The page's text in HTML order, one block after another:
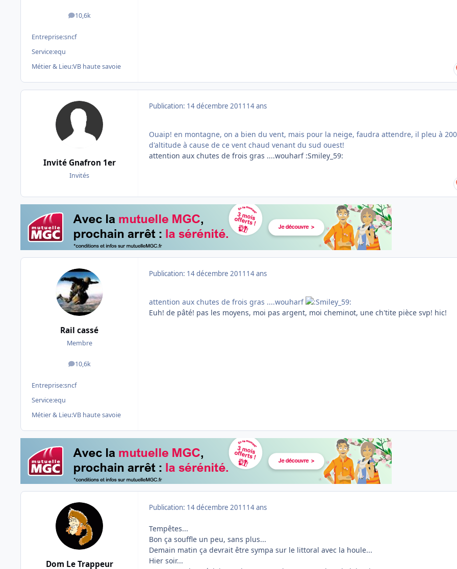
10,6k
messages
Entreprise:sncf
Service:equ
Métier & Lieu:VB haute savoie
Invité Gnafron 1er
Invités
Publication: 14 décembre 2011 14 ans
Ouaip! en montagne, on a bien du vent, mais pour la neige, faudra attendre, il pleu à
d'altitude à cause de ce vent chaud venant du sud ouest!
attention aux chutes de frois gras ....wouharf :Smiley_59:
Rail cassé
Membre
10,6k
messages
Entreprise:sncf
Service:equ
Métier & Lieu:VB haute savoie
Publication: 14 décembre 2011 14 ans
attention aux chutes de frois gras ....wouharf
Euh! de pâté! pas les moyens, moi pas argent, moi cheminot, une ch'tite pièce svp! hic!
Dom Le Trappeur
Publication: 14 décembre 2011 14 ans
Tempêtes...
Bon ça souffle un peu, sans plus...
Demain matin ça devrait être sympa sur le littoral avec la houle...
Hier soir...